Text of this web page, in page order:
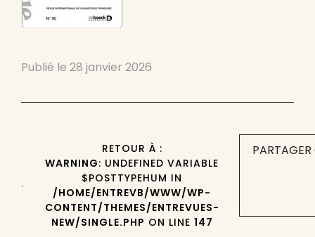
Publié le 28 janvier 2026
RETOUR À :
WARNING: UNDEFINED VARIABLE
$POSTTYPEHUM IN
/HOME/ENTREVB/WWW/WP-
CONTENT/THEMES/ENTREVUES-
NEW/SINGLE.PHP ON LINE 147